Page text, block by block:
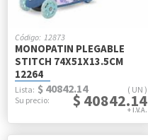
12873
MONOPATIN PLEGABLE
STITCH 74X51X13.5CM
12264
UN
$ 40842.14
$ 40842.14